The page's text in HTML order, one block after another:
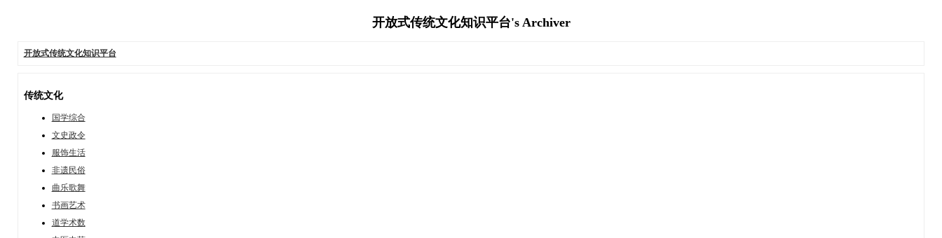
开放式传统文化知识平台's Archiver
开放式传统文化知识平台
传统文化
国学综合
文史政令
服饰生活
非遗民俗
曲乐歌舞
书画艺术
道学术数